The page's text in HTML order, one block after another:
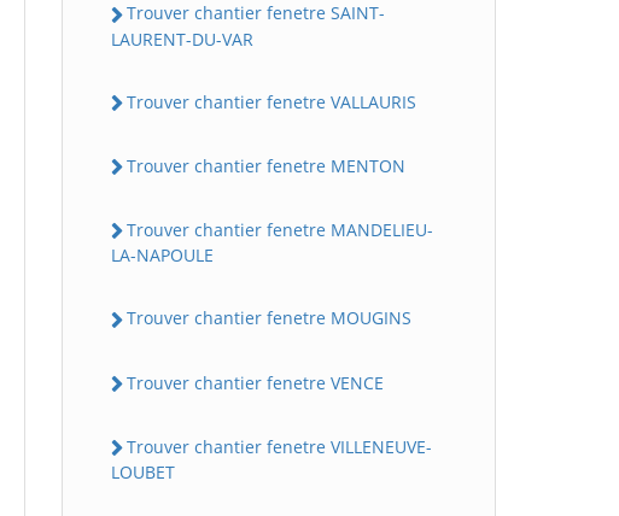
Trouver chantier fenetre SAINT-
LAURENT-DU-VAR
Trouver chantier fenetre VALLAURIS
Trouver chantier fenetre MENTON
Trouver chantier fenetre MANDELIEU-
LA-NAPOULE
Trouver chantier fenetre MOUGINS
Trouver chantier fenetre VENCE
Trouver chantier fenetre VILLENEUVE-
LOUBET